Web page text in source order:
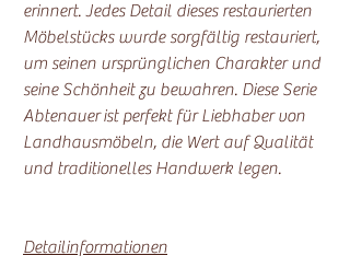
erinnert. Jedes Detail dieses restaurierten
Möbelstücks wurde sorgfältig restauriert,
um seinen ursprünglichen Charakter und
seine Schönheit zu bewahren. Diese Serie
Abtenauer ist perfekt für Liebhaber von
Landhausmöbeln, die Wert auf Qualität
und traditionelles Handwerk legen.
Detailinformationen